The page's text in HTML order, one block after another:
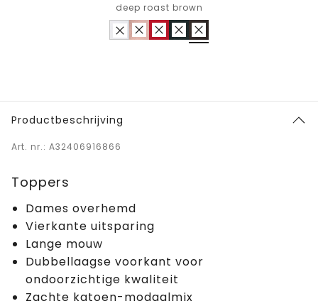
deep roast brown
Productbeschrijving
Art. nr.: A32406916866
Toppers
Dames overhemd
Vierkante uitsparing
Lange mouw
Dubbellaagse voorkant voor
ondoorzichtige kwaliteit
Zachte katoen-modaalmix